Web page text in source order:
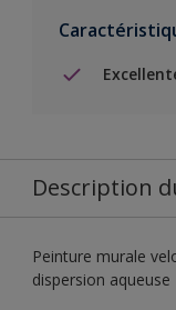
Description
Peinture murale
dispersion aqueuse